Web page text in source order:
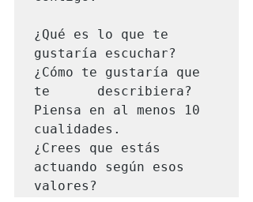
¿Qué es lo que te
gustaría escuchar?
¿Cómo te gustaría que
te 		describiera?
Piensa en al menos 10
cualidades.
¿Crees que estás
actuando según esos